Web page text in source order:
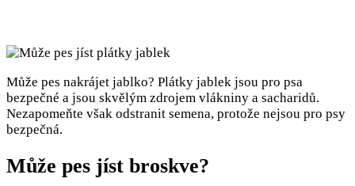
Může pes nakrájet jablko? Plátky jablek jsou pro psa
bezpečné a jsou skvělým zdrojem vlákniny a sacharidů.
Nezapomeňte však odstranit semena, protože nejsou pro psy
bezpečná.
Může pes jíst broskve?